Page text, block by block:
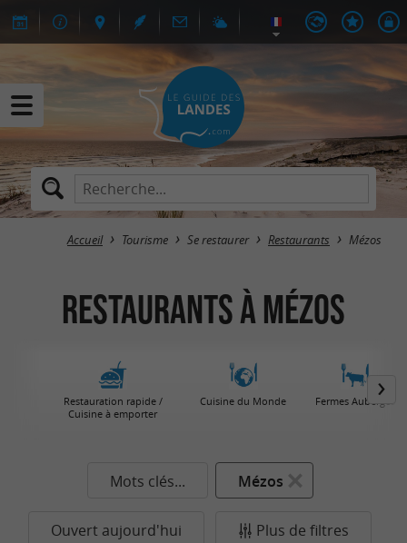
Accueil Tourisme Se restaurer Restaurants Mézos
Restaurants à Mézos
Restauration rapide /
Cuisine à emporter
Cuisine du Monde Fermes Auberges
Mots clés... Mézos
Ouvert aujourd'hui Plus de filtres